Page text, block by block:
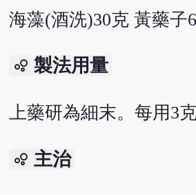
海藻(酒洗)30克 黃藥子
bubble_chart 製法用量
上藥研為細末。每用3
bubble_chart 主治